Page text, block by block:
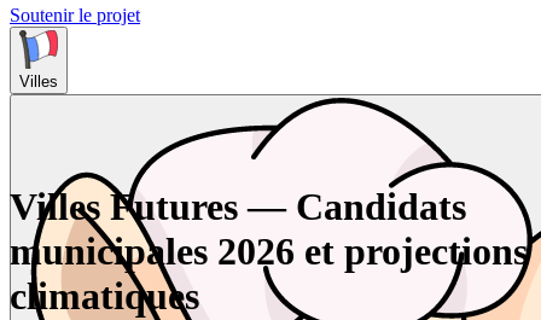
Soutenir le projet
Villes
Villes Futures — Candidats
municipales 2026 et projections
climatiques